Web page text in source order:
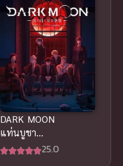
DARK MOON
แท่นบูชา
พระจันทร์25.0